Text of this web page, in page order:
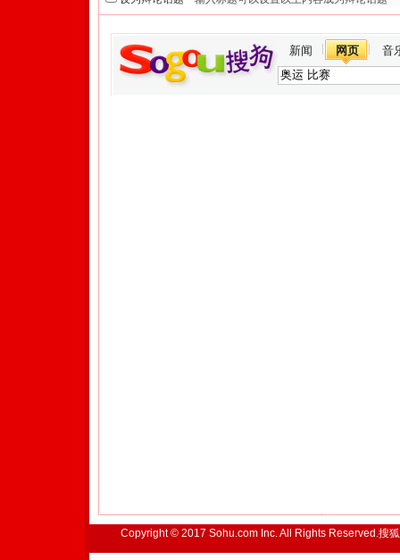
新闻 网页 音
Copyright © 2017 Sohu.com Inc. All Rights Reserved.搜